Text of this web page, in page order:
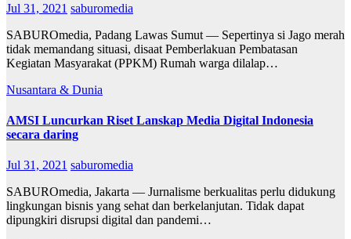
Jul 31, 2021 saburomedia
SABUROmedia, Padang Lawas Sumut — Sepertinya si Jago merah
tidak memandang situasi, disaat Pemberlakuan Pembatasan
Kegiatan Masyarakat (PPKM) Rumah warga dilalap…
Nusantara & Dunia
AMSI Luncurkan Riset Lanskap Media Digital Indonesia
secara daring
Jul 31, 2021 saburomedia
SABUROmedia, Jakarta — Jurnalisme berkualitas perlu didukung
lingkungan bisnis yang sehat dan berkelanjutan. Tidak dapat
dipungkiri disrupsi digital dan pandemi…